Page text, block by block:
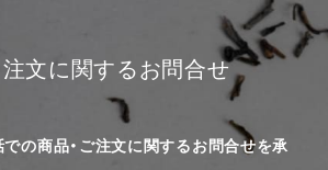
文に関するお問合せ
の商品・ご注文に関するお問合せを承